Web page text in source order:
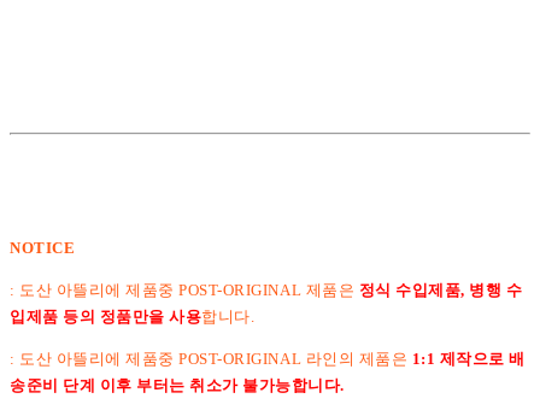
NOTICE
: 도산 아뜰리에 제품중 POST-ORIGINAL 제품은 정식 수입제품, 병행 수
입제품 등의 정품만을 사용합니다.
: 도산 아뜰리에 제품중 POST-ORIGINAL 라인의 제품은 1:1 제작으로 배
송준비 단계 이후 부터는 취소가 불가능합니다.